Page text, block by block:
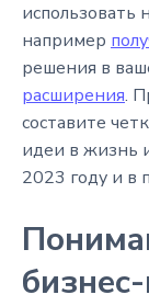
использовать
например
решения в
расширения.
составите
идеи в жизнь
2023 году и в